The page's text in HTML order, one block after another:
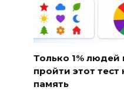
Только 1%
пройти этот тест
память